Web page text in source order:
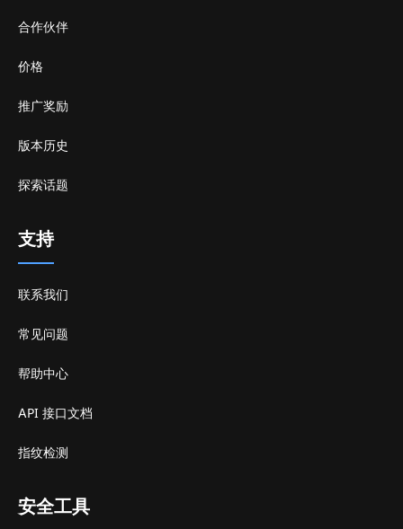
合作伙伴
价格
推广奖励
版本历史
探索话题
支持
联系我们
常见问题
帮助中心
API 接口文档
指纹检测
安全工具